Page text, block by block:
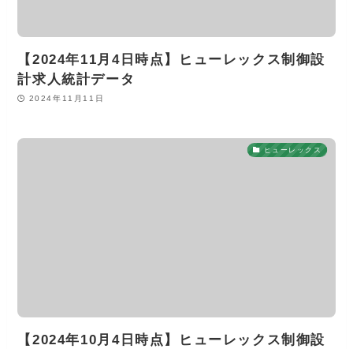
【2024年11月4日時点】ヒューレックス制御設
計求人統計データ
2024年11月11日
ヒューレックス
【2024年10月4日時点】ヒューレックス制御設